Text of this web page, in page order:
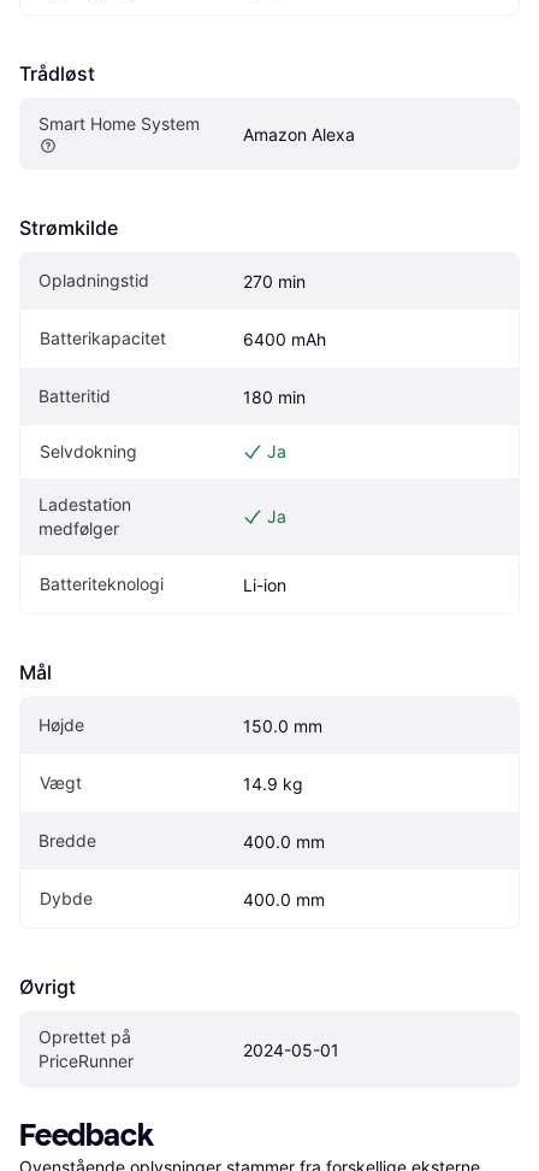
Trådløst
Smart Home System
Amazon Alexa
Strømkilde
Opladningstid 270 min
Batterikapacitet 6400 mAh
Batteritid 180 min
Selvdokning Ja
Ladestation
medfølger
Ja
Batteriteknologi Li-ion
Mål
Højde 150.0 mm
Vægt 14.9 kg
Bredde 400.0 mm
Dybde 400.0 mm
Øvrigt
Oprettet på
PriceRunner
2024-05-01
Feedback